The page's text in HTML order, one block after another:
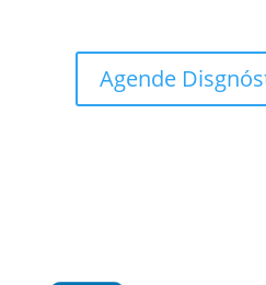
Agende